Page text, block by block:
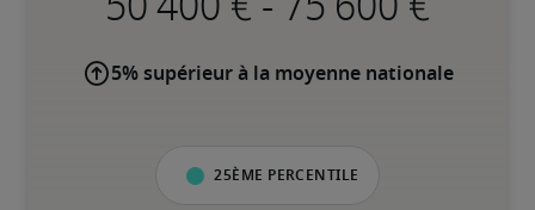
5% supérieur à la moyenne nationale
25ème percentile